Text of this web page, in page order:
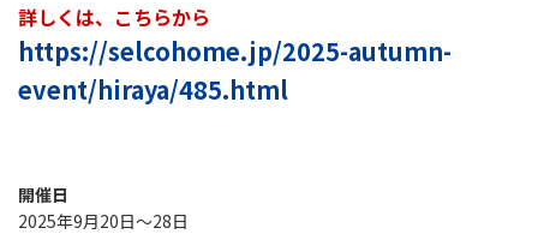
詳しくは、こちらから
https://selcohome.jp/2025-autumn-
event/hiraya/485.html
開催日
2025年9月20日～28日